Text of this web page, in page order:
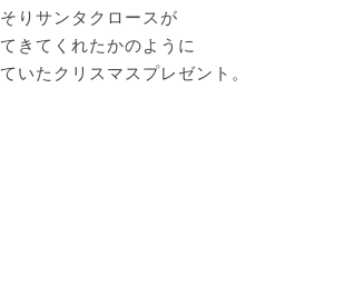
りサンタクロースが
きてくれたかのように
いたクリスマスプレゼント。